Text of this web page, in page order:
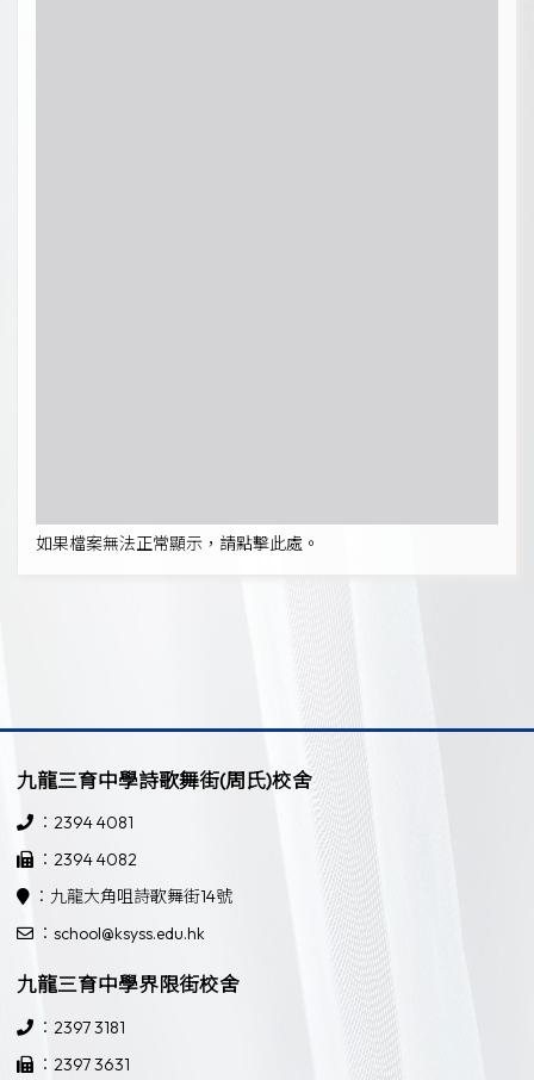
如果檔案無法正常顯示，請點擊此處。
九龍三育中學詩歌舞街(周氏)校舍
：2394 4081
：2394 4082
：九龍大角咀詩歌舞街14號
：school@ksyss.edu.hk
九龍三育中學界限街校舍
：2397 3181
：2397 3631